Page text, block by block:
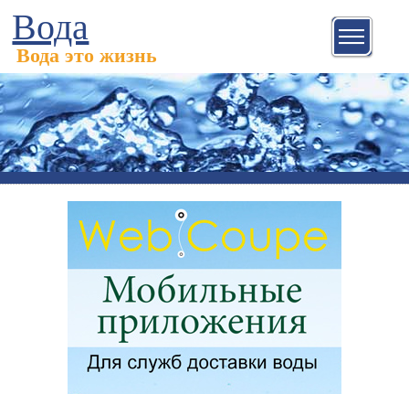
Вода
Вода это жизнь